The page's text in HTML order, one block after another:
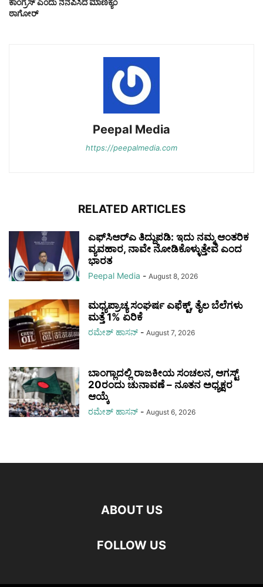
ಠಾಗೋರ್
Peepal Media
https://peepalmedia.com
RELATED ARTICLES
ಎಫ್‌ಸಿಆರ್‌ಎ ತಿದ್ದುಪಡಿ: ಇದು ನಮ್ಮ ಆಂತರಿಕ
ವ್ಯವಹಾರ, ನಾವೇ ನೋಡಿಕೊಳ್ಳುತ್ತೇವೆ ಎಂದ
ಭಾರತ
Peepal Media - August 8, 2026
ಮಧ್ಯಪ್ರಾಚ್ಯ ಸಂಘರ್ಷ ಎಫೆಕ್ಟ್, ತೈಲ ಬೆಲೆಗಳು
ಮತ್ತೆ 1% ಏರಿಕೆ
ರಮೇಶ್‌ ಹಾಸನ್‌ - August 7, 2026
ಬಾಂಗ್ಲಾದಲ್ಲಿ ರಾಜಕೀಯ ಸಂಚಲನ, ಆಗಸ್ಟ್
20ರಂದು ಚುನಾವಣೆ – ನೂತನ ಅಧ್ಯಕ್ಷರ
ಆಯ್ಕೆ
ರಮೇಶ್‌ ಹಾಸನ್‌ - August 6, 2026
ABOUT US
FOLLOW US